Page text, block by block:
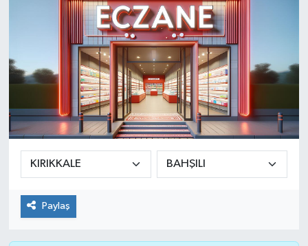
Paylaş
Tüm Manşetler
Son Dakika Haberleri
Haber Arşivi